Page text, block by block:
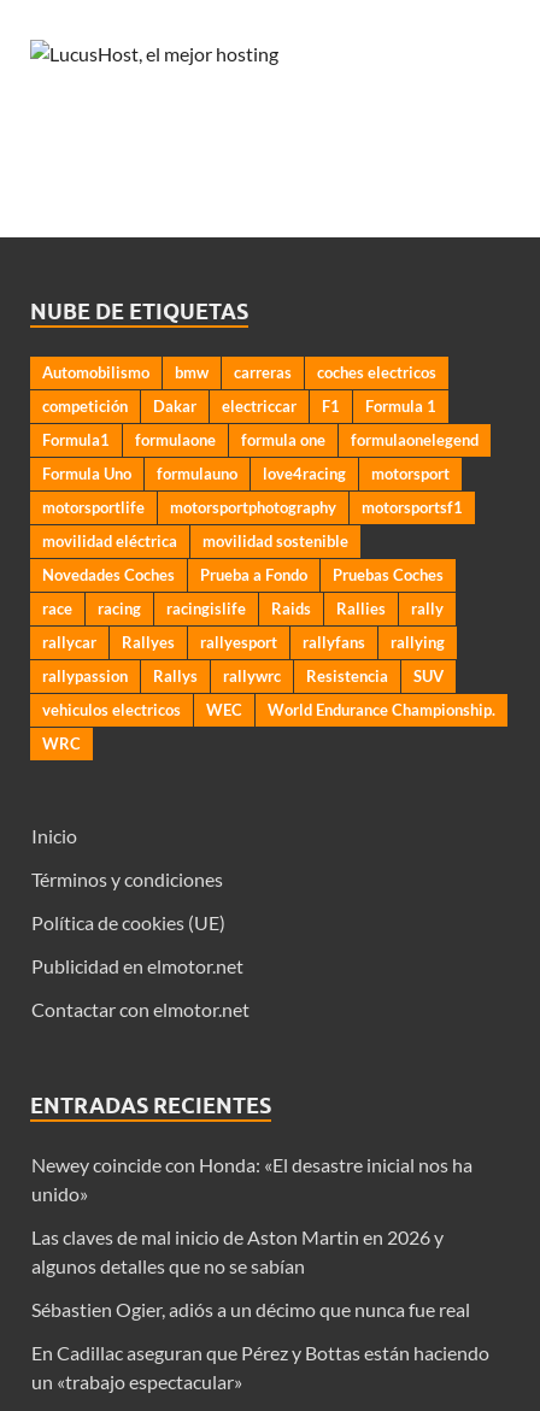
NUBE DE ETIQUETAS
Automobilismo bmw carreras
coches electricos
competición
Dakar electriccar F1
Formula 1
Formula1
formulaone formula one
formulaonelegend
Formula Uno
formulauno love4racing
motorsport
motorsportlife
motorsportphotography
motorsportsf1
movilidad eléctrica
movilidad sostenible
Novedades Coches
Prueba a Fondo
Pruebas Coches
race
racing racingislife Raids Rallies
rally
rallycar
Rallyes rallyesport rallyfans
rallying
rallypassion
Rallys rallywrc Resistencia
SUV
vehiculos electricos
WEC
World Endurance Championship.
WRC
Inicio
Términos y condiciones
Política de cookies (UE)
Publicidad en elmotor.net
Contactar con elmotor.net
ENTRADAS RECIENTES
Newey coincide con Honda: «El desastre inicial nos ha
unido»
Las claves de mal inicio de Aston Martin en 2026 y
algunos detalles que no se sabían
Sébastien Ogier, adiós a un décimo que nunca fue real
En Cadillac aseguran que Pérez y Bottas están haciendo
un «trabajo espectacular»